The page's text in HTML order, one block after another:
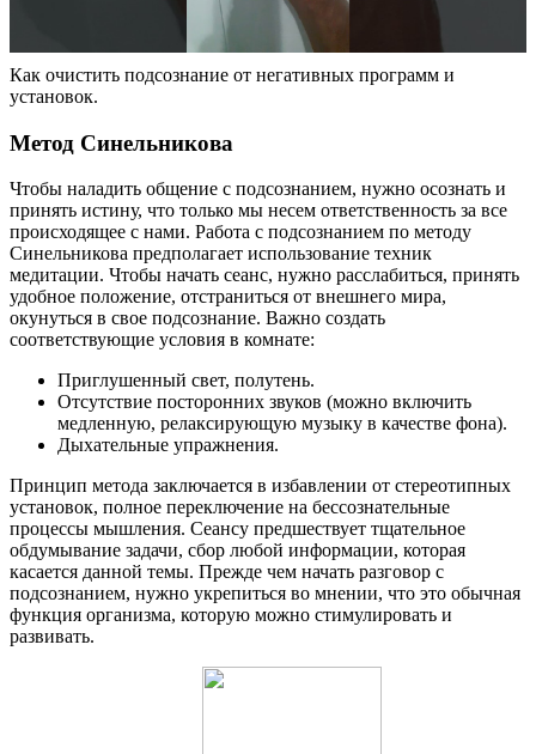
Как очистить подсознание от негативных программ и
установок.
Метод Синельникова
Чтобы наладить общение с подсознанием, нужно осознать и
принять истину, что только мы несем ответственность за все
происходящее с нами. Работа с подсознанием по методу
Синельникова предполагает использование техник
медитации. Чтобы начать сеанс, нужно расслабиться, принять
удобное положение, отстраниться от внешнего мира,
окунуться в свое подсознание. Важно создать
соответствующие условия в комнате:
Приглушенный свет, полутень.
Отсутствие посторонних звуков (можно включить
медленную, релаксирующую музыку в качестве фона).
Дыхательные упражнения.
Принцип метода заключается в избавлении от стереотипных
установок, полное переключение на бессознательные
процессы мышления. Сеансу предшествует тщательное
обдумывание задачи, сбор любой информации, которая
касается данной темы. Прежде чем начать разговор с
подсознанием, нужно укрепиться во мнении, что это обычная
функция организма, которую можно стимулировать и
развивать.